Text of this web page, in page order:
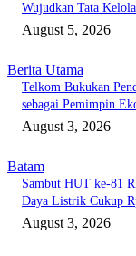
Wujudkan Tata
August 5, 2026
Berita Utama
Telkom Bukukan
sebagai Pemimpin
August 3, 2026
Batam
Sambut HUT ke-81
Daya Listrik Cukup
August 3, 2026